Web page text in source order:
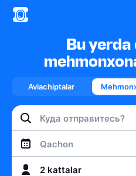
Bu yerda
Aviachiptalar
Qachon
2 kattalar